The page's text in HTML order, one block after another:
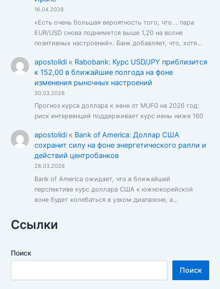
16.04.2026
«Есть очень большая вероятность того, что... пара
EUR/USD снова поднимется выше 1,20 на волне
позитивных настроений». Банк добавляет, что, хотя…
apostolidiк Rabobank: Курс USD/JPY приблизится
к 152,00 в ближайшие полгода на фоне
изменения рыночных настроений
30.03.2026
Прогноз курса доллара к иене от MUFG на 2026 год:
риск интервенций поддерживает курс иены ниже 160
apostolidiк Bank of America: Доллар США
сохранит силу на фоне энергетического ралли и
действий центробанков
28.03.2026
Bank of America ожидает, что в ближайшей
перспективе курс доллара США к южнокорейской
воне будет колебаться в узком диапазоне, а…
Ссылки
Поиск
Поиск